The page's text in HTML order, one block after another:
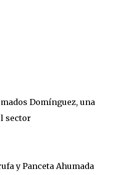
Domínguez, una
sector
y Panceta Ahumada